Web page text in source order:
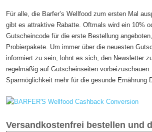
Für alle, die Barfer’s Wellfood zum ersten Mal
gibt es attraktive Rabatte. Oftmals wird ein 10%
Gutscheincode für die erste Bestellung
Probierpakete. Um immer über die neuesten
informiert zu sein, lohnt es sich, den Newsletter
regelmäßig auf Gutscheinseiten
Sparmöglichkeit mehr für die gesunde Ernährung
Versandkostenfrei bestellen und